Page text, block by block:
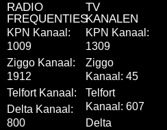
RADIO
FREQUENTIES
KPN Kanaal:
1009
Ziggo Kanaal:
1912
Telfort Kanaal:
Delta Kanaal:
800
TV
KANALEN
KPN Kanaal:
1309
Ziggo
Kanaal: 45
Telfort
Kanaal: 607
Delta